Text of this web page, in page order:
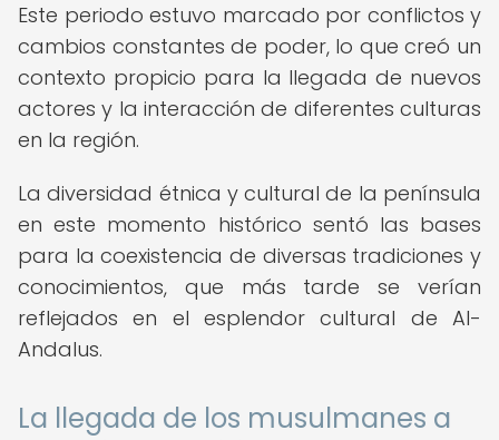
Este periodo estuvo marcado por conflictos y
cambios constantes de poder, lo que creó un
contexto propicio para la llegada de nuevos
actores y la interacción de diferentes culturas
en la región.
La diversidad étnica y cultural de la península
en este momento histórico sentó las bases
para la coexistencia de diversas tradiciones y
conocimientos, que más tarde se verían
reflejados en el esplendor cultural de Al-
Andalus.
La llegada de los musulmanes a